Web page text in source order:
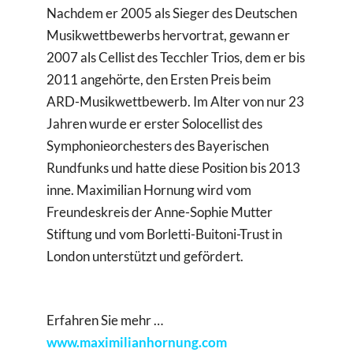
Nachdem er 2005 als Sieger des Deutschen
Musikwettbewerbs hervortrat, gewann er
2007 als Cellist des Tecchler Trios, dem er bis
2011 angehörte, den Ersten Preis beim
ARD-Musikwettbewerb. Im Alter von nur 23
Jahren wurde er erster Solocellist des
Symphonieorchesters des Bayerischen
Rundfunks und hatte diese Position bis 2013
inne. Maximilian Hornung wird vom
Freundeskreis der Anne-Sophie Mutter
Stiftung und vom Borletti-Buitoni-Trust in
London unterstützt und gefördert.
Erfahren Sie mehr …
www.maximilianhornung.com